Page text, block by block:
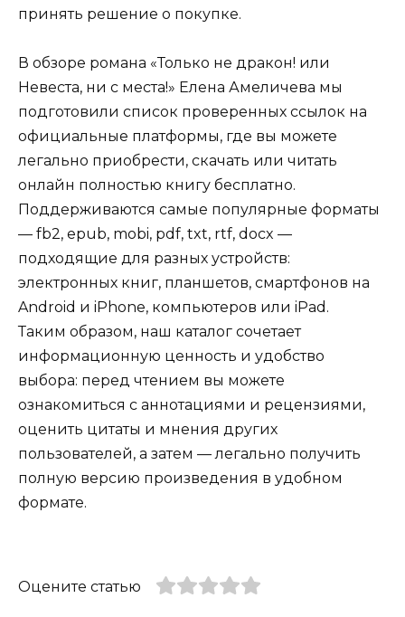
принять решение о покупке.
В обзоре романа «Только не дракон! или
Невеста, ни с места!» Елена Амеличева мы
подготовили список проверенных ссылок на
официальные платформы, где вы можете
легально приобрести, скачать или читать
онлайн полностью книгу бесплатно.
Поддерживаются самые популярные форматы
— fb2, epub, mobi, pdf, txt, rtf, docx —
подходящие для разных устройств:
электронных книг, планшетов, смартфонов на
Android и iPhone, компьютеров или iPad.
Таким образом, наш каталог сочетает
информационную ценность и удобство
выбора: перед чтением вы можете
ознакомиться с аннотациями и рецензиями,
оценить цитаты и мнения других
пользователей, а затем — легально получить
полную версию произведения в удобном
формате.
Оцените статью